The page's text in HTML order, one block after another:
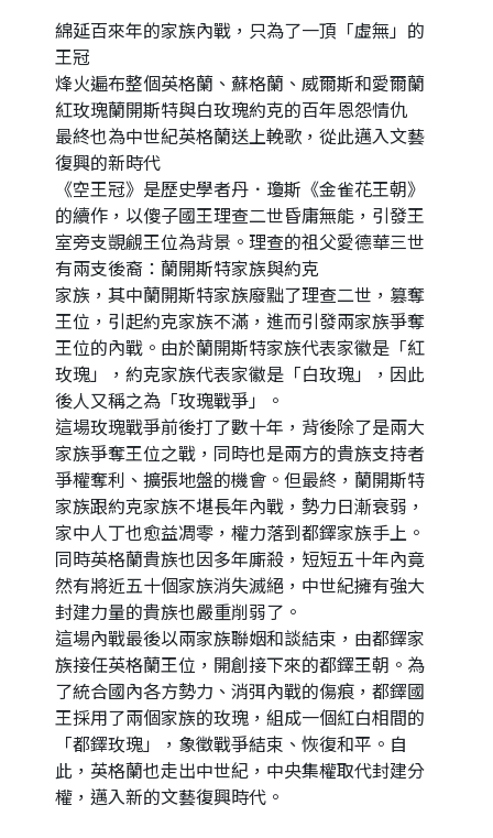
綿延百來年的家族內戰，只為了一頂「虛無」的
王冠
烽火遍布整個英格蘭、蘇格蘭、威爾斯和愛爾蘭
紅玫瑰蘭開斯特與白玫瑰約克的百年恩怨情仇
最終也為中世紀英格蘭送上輓歌，從此邁入文藝
復興的新時代
《空王冠》是歷史學者丹．瓊斯《金雀花王朝》
的續作，以傻子國王理查二世昏庸無能，引發王
室旁支覬覦王位為背景。理查的祖父愛德華三世
有兩支後裔：蘭開斯特家族與約克
家族，其中蘭開斯特家族廢黜了理查二世，篡奪
王位，引起約克家族不滿，進而引發兩家族爭奪
王位的內戰。由於蘭開斯特家族代表家徽是「紅
玫瑰」，約克家族代表家徽是「白玫瑰」，因此
後人又稱之為「玫瑰戰爭」。
這場玫瑰戰爭前後打了數十年，背後除了是兩大
家族爭奪王位之戰，同時也是兩方的貴族支持者
爭權奪利、擴張地盤的機會。但最終，蘭開斯特
家族跟約克家族不堪長年內戰，勢力日漸衰弱，
家中人丁也愈益凋零，權力落到都鐸家族手上。
同時英格蘭貴族也因多年廝殺，短短五十年內竟
然有將近五十個家族消失滅絕，中世紀擁有強大
封建力量的貴族也嚴重削弱了。
這場內戰最後以兩家族聯姻和談結束，由都鐸家
族接任英格蘭王位，開創接下來的都鐸王朝。為
了統合國內各方勢力、消弭內戰的傷痕，都鐸國
王採用了兩個家族的玫瑰，組成一個紅白相間的
「都鐸玫瑰」，象徵戰爭結束、恢復和平。自
此，英格蘭也走出中世紀，中央集權取代封建分
權，邁入新的文藝復興時代。